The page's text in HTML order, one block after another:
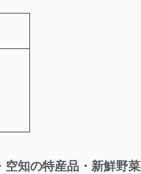
空知の特産品・新鮮野菜